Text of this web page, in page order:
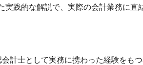
実践的な解説で、実際の会計業務に直
計士として実務に携わった経験をも